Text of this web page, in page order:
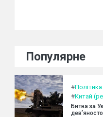
Популярне
#Політика
#Китай
Битва за